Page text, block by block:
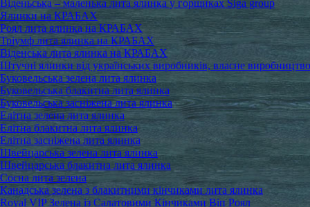
Віденьська – маленька лита ялинка у горщиках Siga group
Ялинки на КРАБАХ
Роял лита ялинка на КРАБАХ
Тріумф лита ялинка на КРАБАХ
Віденська лита ялинка на КРАБАХ
Штучні ялинки від українських виробників, власне виробництво
Буковельська зелена лита ялинка
Буковельська блакитна лита ялинка
Буковельська засніжена лита ялинка
Елітна зелена лита ялинка
Елітна блакитна лита ялинка
Елітна засніжена лита ялинка
Швейцарська зелена лита ялинка
Швейцарська блакитна лита ялинка
Сосна лита зелена
Канадська зелена з блакитними кінчиками лита ялинка
Royal VIP Зелена із Салатовими Кінчиками Віп Роял